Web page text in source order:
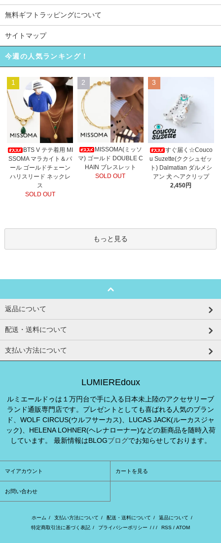
無料ギフトラッピングについて
サイトマップ
今週の人気ランキング！
1
BTS V テテ着用 MI
SSOMA マラカイト＆パ
ール ゴールドチェーン
ハリスリード ネックレ
ス
SOLD OUT
2
MISSOMA(ミッソ
マ) ゴールド DOUBLE C
HAIN ブレスレット
SOLD OUT
3
すぐ届く☆Couco
u Suzette(ククシュゼッ
ト) Dalmatian ダルメシ
アン 犬 ヘアクリップ
2,450円
もっと見る
返品について
配送・送料について
支払い方法について
LUMIEREdoux
ルミエールドゥは１万円台で手に入る日本未上陸のアクセサリーブ
ランド通販専門店です。プレゼントとしても喜ばれる人気のブラン
ド、WOLF CIRCUS(ウルフサーカス)、LUCAS JACK(ルーカスジャ
ック)、HELENA LOHNER(ヘレナローナー)などの新商品を随時入荷
しています。 最新情報はBLOGブログでお知らせしております。
マイアカウント カートを見る
お問い合わせ
ホーム / 支払い方法について / 配送・送料について / 返品について /
特定商取引法に基づく表記 / プライバシーポリシー / / / RSS / ATOM